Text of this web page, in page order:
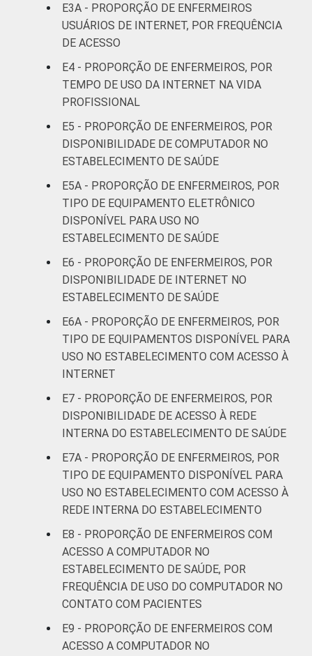
mais
LOCALIZAÇÃO
Interior
Base: 2.037 enfermeiros. Dados coletados
entre setembro de 2014 e março de 2015.
Fonte: NIC.br - set 2014 / mar 2015
E3A - PROPORÇÃO DE ENFERMEIROS
USUÁRIOS DE INTERNET, POR FREQUÊNCIA
DE ACESSO
E4 - PROPORÇÃO DE ENFERMEIROS, POR
TEMPO DE USO DA INTERNET NA VIDA
PROFISSIONAL
E5 - PROPORÇÃO DE ENFERMEIROS, POR
DISPONIBILIDADE DE COMPUTADOR NO
ESTABELECIMENTO DE SAÚDE
E5A - PROPORÇÃO DE ENFERMEIROS, POR
TIPO DE EQUIPAMENTO ELETRÔNICO
DISPONÍVEL PARA USO NO
ESTABELECIMENTO DE SAÚDE
E6 - PROPORÇÃO DE ENFERMEIROS, POR
DISPONIBILIDADE DE INTERNET NO
ESTABELECIMENTO DE SAÚDE
E6A - PROPORÇÃO DE ENFERMEIROS, POR
TIPO DE EQUIPAMENTOS DISPONÍVEL PARA
USO NO ESTABELECIMENTO COM ACESSO À
INTERNET
E7 - PROPORÇÃO DE ENFERMEIROS, POR
DISPONIBILIDADE DE ACESSO À REDE
INTERNA DO ESTABELECIMENTO DE SAÚDE
E7A - PROPORÇÃO DE ENFERMEIROS, POR
TIPO DE EQUIPAMENTO DISPONÍVEL PARA
USO NO ESTABELECIMENTO COM ACESSO À
REDE INTERNA DO ESTABELECIMENTO
E8 - PROPORÇÃO DE ENFERMEIROS COM
ACESSO A COMPUTADOR NO
ESTABELECIMENTO DE SAÚDE, POR
FREQUÊNCIA DE USO DO COMPUTADOR NO
CONTATO COM PACIENTES
E9 - PROPORÇÃO DE ENFERMEIROS COM
ACESSO A COMPUTADOR NO